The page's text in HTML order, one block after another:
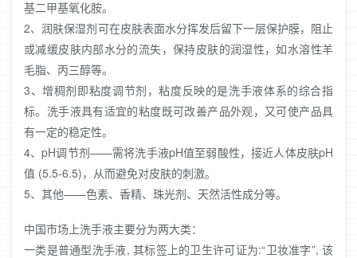
基二甲基氧化胺。
2、润肤保湿剂可在皮肤表面水分挥发后留下一层保护膜，阻止
或减缓皮肤内部水分的流失，保持皮肤的润湿性，如水溶性羊
毛脂、丙三醇等。
3、增稠剂即粘度调节剂，粘度反映的是洗手液体系的综合指
标。洗手液具有适宜的粘度既可改善产品外观，又可使产品具
有一定的稳定性。
4、pH调节剂——需将洗手液pH值至弱酸性，接近人体皮肤pH
值 (5.5-6.5)，从而避免对皮肤的刺激。
5、其他——色素、香精、珠光剂、天然活性成分等。
中国市场上洗手液主要分为两大类：
一类是普通型洗手液, 其标签上的卫生许可证为:“卫妆准字”, 该